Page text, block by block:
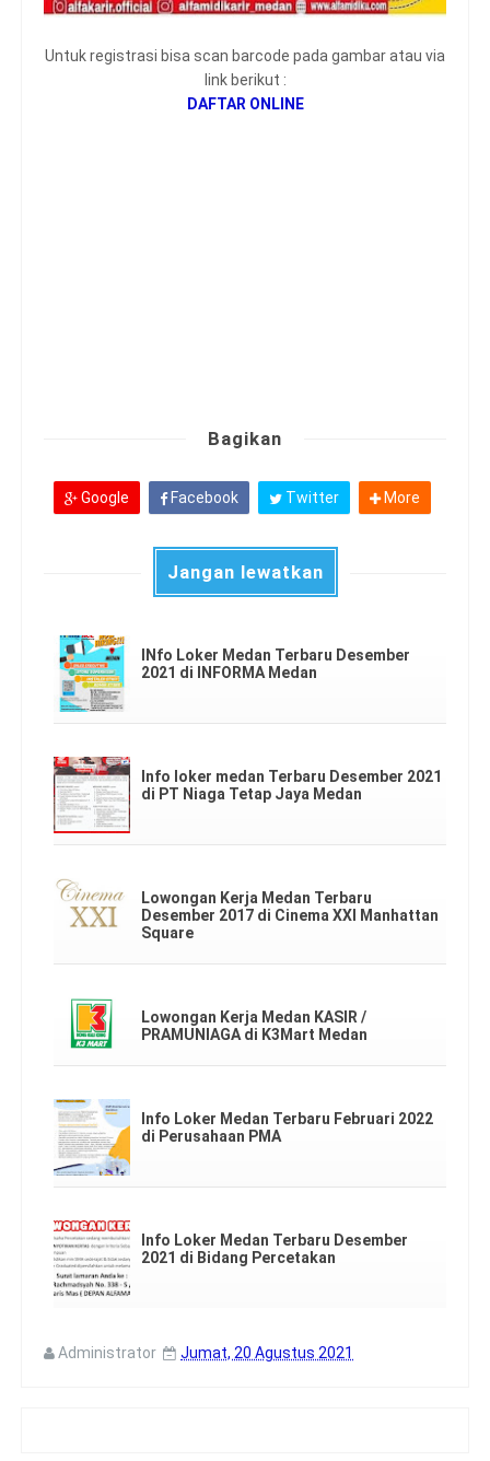
Untuk registrasi bisa scan barcode pada gambar atau via
link berikut :
DAFTAR ONLINE
Bagikan
Google Facebook Twitter More
Jangan lewatkan
INfo Loker Medan Terbaru Desember
2021 di INFORMA Medan
Info loker medan Terbaru Desember 2021
di PT Niaga Tetap Jaya Medan
Lowongan Kerja Medan Terbaru
Desember 2017 di Cinema XXI Manhattan
Square
Lowongan Kerja Medan KASIR /
PRAMUNIAGA di K3Mart Medan
Info Loker Medan Terbaru Februari 2022
di Perusahaan PMA
Info Loker Medan Terbaru Desember
2021 di Bidang Percetakan
Administrator Jumat, 20 Agustus 2021